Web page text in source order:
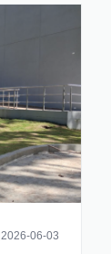
2026-06-03